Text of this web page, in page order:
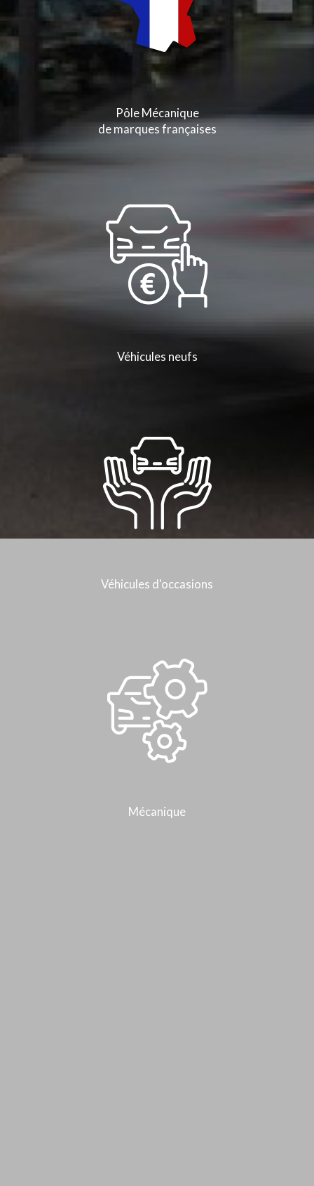
Pôle Mécanique
de marques françaises
Véhicules neufs
Véhicules d'occasions
Mécanique